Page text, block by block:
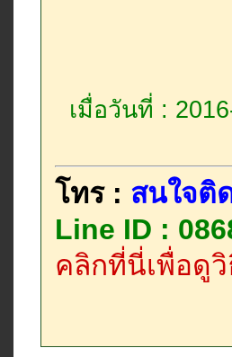
เมื่อวันที่ :
โทร : สนใจติ
Line ID :
คลิกที่นี่เพื่อดูวิ